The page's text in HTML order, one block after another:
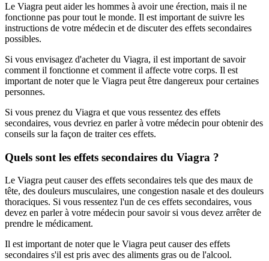
Le Viagra peut aider les hommes à avoir une érection, mais il ne
fonctionne pas pour tout le monde. Il est important de suivre les
instructions de votre médecin et de discuter des effets secondaires
possibles.
Si vous envisagez d'acheter du Viagra, il est important de savoir
comment il fonctionne et comment il affecte votre corps. Il est
important de noter que le Viagra peut être dangereux pour certaines
personnes.
Si vous prenez du Viagra et que vous ressentez des effets
secondaires, vous devriez en parler à votre médecin pour obtenir des
conseils sur la façon de traiter ces effets.
Quels sont les effets secondaires du Viagra ?
Le Viagra peut causer des effets secondaires tels que des maux de
tête, des douleurs musculaires, une congestion nasale et des douleurs
thoraciques. Si vous ressentez l'un de ces effets secondaires, vous
devez en parler à votre médecin pour savoir si vous devez arrêter de
prendre le médicament.
Il est important de noter que le Viagra peut causer des effets
secondaires s'il est pris avec des aliments gras ou de l'alcool.